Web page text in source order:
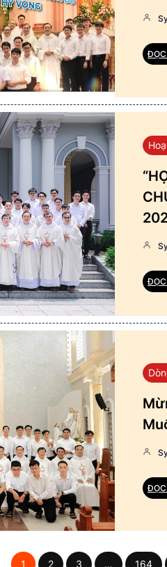
1 2 3 … 164